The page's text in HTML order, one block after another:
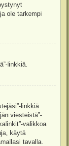
ole tarkempi
linkkiä.
linkkiä
viesteistä”-
valikkoa
käytä
tavalla.